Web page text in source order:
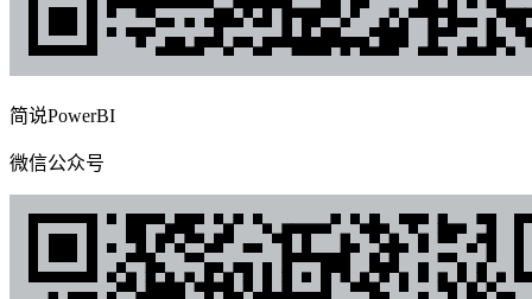
简说PowerBI
微信公众号